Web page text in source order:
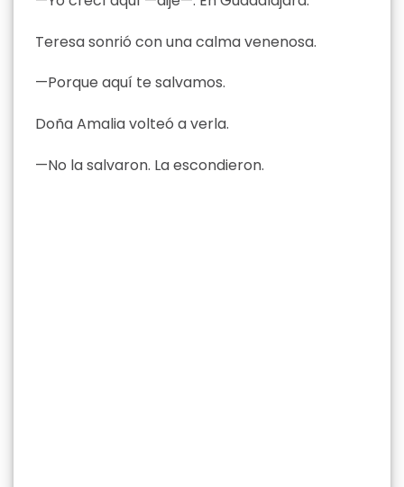
Teresa sonrió con una calma venenosa.
—Porque aquí te salvamos.
Doña Amalia volteó a verla.
—No la salvaron. La escondieron.